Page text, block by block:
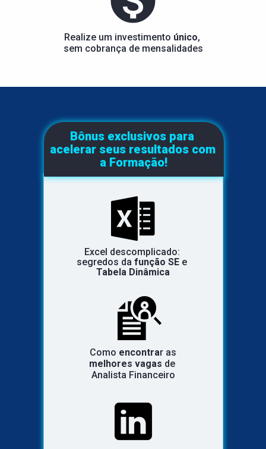
Realize um investimento único,
sem cobrança de mensalidades
Excel descomplicado:
segredos da função SE
Tabela Dinâmica
Como encontra
melhores vagas de
Analista Financeiro
Bônus exclusivos para
acelerar seus resultados com
a Formação!